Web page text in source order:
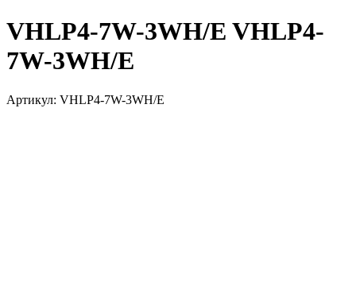
VHLP4-7W-3WH/E VHLP4-
7W-3WH/E
Артикул: VHLP4-7W-3WH/E